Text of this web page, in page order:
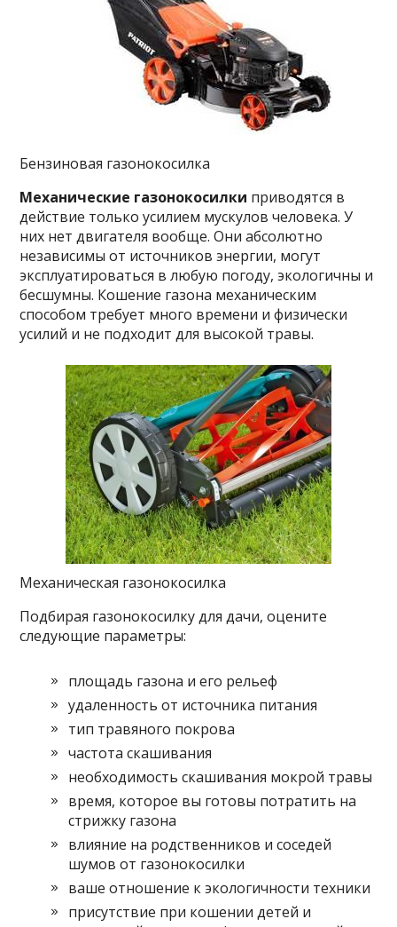
Бензиновая газонокосилка
Механические газонокосилки приводятся в
действие только усилием мускулов человека. У
них нет двигателя вообще. Они абсолютно
независимы от источников энергии, могут
эксплуатироваться в любую погоду, экологичны и
бесшумны. Кошение газона механическим
способом требует много времени и физически
усилий и не подходит для высокой травы.
Механическая газонокосилка
Подбирая газонокосилку для дачи, оцените
следующие параметры:
площадь газона и его рельеф
удаленность от источника питания
тип травяного покрова
частота скашивания
необходимость скашивания мокрой травы
время, которое вы готовы потратить на
стрижку газона
влияние на родственников и соседей
шумов от газонокосилки
ваше отношение к экологичности техники
присутствие при кошении детей и